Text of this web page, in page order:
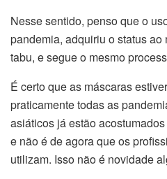
Nesse sentido, penso que o
pandemia, adquiriu o status ao
tabu, e segue o mesmo
É certo que as máscaras
praticamente todas as
asiáticos já estão
e não é de agora que os
utilizam. Isso não é novidade